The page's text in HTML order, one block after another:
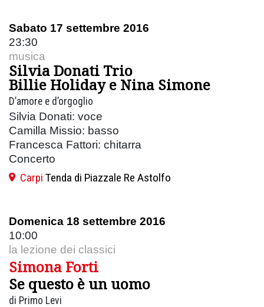
Sabato 17 settembre 2016
23:30
musica
Silvia Donati Trio
Billie Holiday e Nina Simone
D’amore e d’orgoglio
Silvia Donati: voce
Camilla Missio: basso
Francesca Fattori: chitarra
Concerto
Carpi Tenda di Piazzale Re Astolfo
Domenica 18 settembre 2016
10:00
la lezione dei classici
Simona Forti
Se questo è un uomo
di Primo Levi